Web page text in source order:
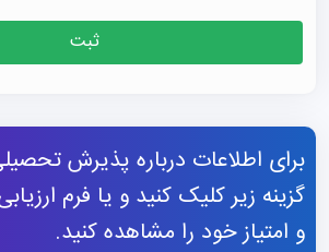
ثبت
برای اطلاعات درباره پذیرش
گزینه زیر کلیک کنید و یا فرم
و امتیاز خود را مشاهده کنید.